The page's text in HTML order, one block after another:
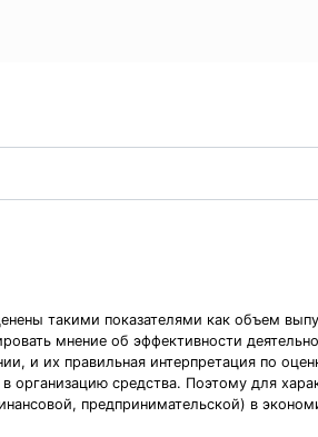
такими показателями как объем
мнение об эффективности
и их правильная интерпретация по
средства. Поэтому для
предпринимательской) в